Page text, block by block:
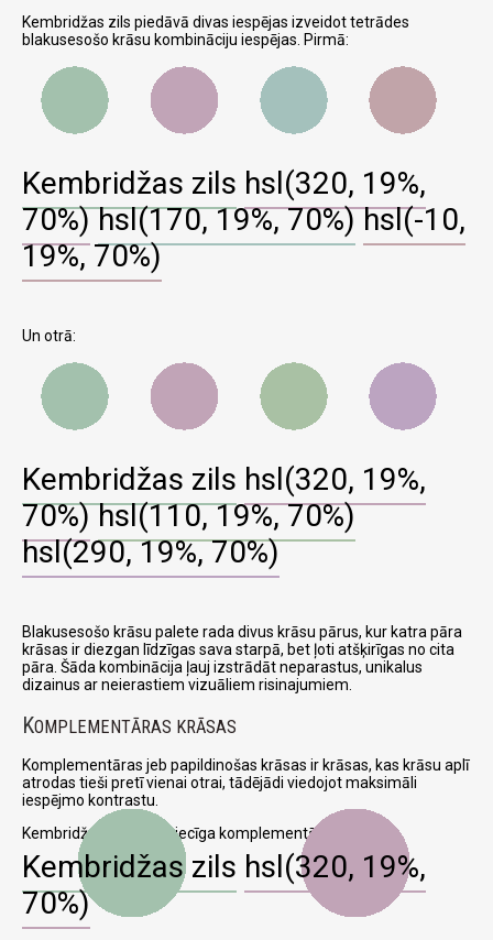
Kembridžas zils piedāvā divas iespējas izveidot tetrādes
blakusesošo krāsu kombināciju iespējas. Pirmā:
Kembridžas zils hsl(320, 19%,
70%) hsl(170, 19%, 70%) hsl(-10,
19%, 70%)
Un otrā:
Kembridžas zils hsl(320, 19%,
70%) hsl(110, 19%, 70%)
hsl(290, 19%, 70%)
Blakusesošo krāsu palete rada divus krāsu pārus, kur katra pāra
krāsas ir diezgan līdzīgas sava starpā, bet ļoti atšķirīgas no cita
pāra. Šāda kombinācija ļauj izstrādāt neparastus, unikalus
dizainus ar neierastiem vizuāliem risinajumiem.
KOMPLEMENTĀRAS KRĀSAS
Komplementāras jeb papildinošas krāsas ir krāsas, kas krāsu aplī
atrodas tieši pretī vienai otrai, tādējādi viedojot maksimāli
iespējmo kontrastu.
Kembridžas zils un attiecīga komplementāra krāsa:
Kembridžas zils hsl(320, 19%,
70%)